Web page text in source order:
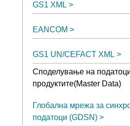
GS1 XML
EANCOM
GS1 UN/CEFACT XML
Споделување на
продуктите(Master Data)
Глобална мрежа за
податоци (GDSN)